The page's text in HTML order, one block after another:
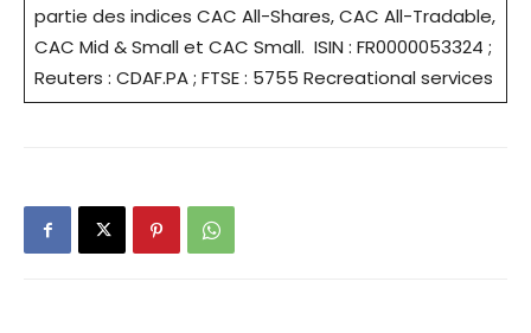
partie des indices CAC All-Shares, CAC All-Tradable,
CAC Mid & Small et CAC Small. ISIN : FR0000053324 ;
Reuters : CDAF.PA ; FTSE : 5755 Recreational services